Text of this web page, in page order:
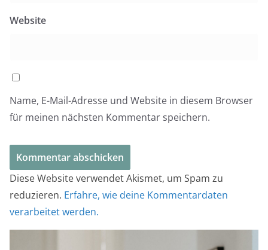
Website
Name, E-Mail-Adresse und Website in diesem Browser
für meinen nächsten Kommentar speichern.
Diese Website verwendet Akismet, um Spam zu
reduzieren. Erfahre, wie deine Kommentardaten
verarbeitet werden.